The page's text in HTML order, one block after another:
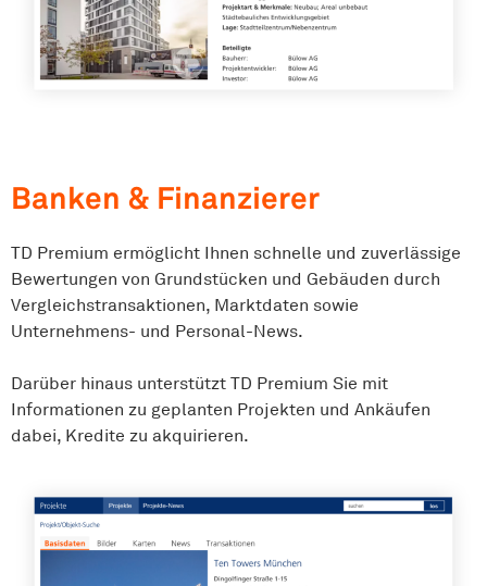
Banken & Finanzierer
TD Premium ermöglicht Ihnen schnelle und zuverlässige
Bewertungen von Grundstücken und Gebäuden durch
Vergleichstransaktionen, Marktdaten sowie
Unternehmens- und Personal-News.
Darüber hinaus unterstützt TD Premium Sie mit
Informationen zu geplanten Projekten und Ankäufen
dabei, Kredite zu akquirieren.